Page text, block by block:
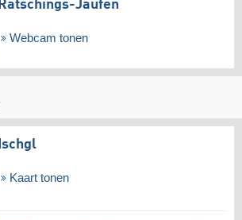
Ratschings-Jaufen
Webcam tonen
Ischgl
Kaart tonen